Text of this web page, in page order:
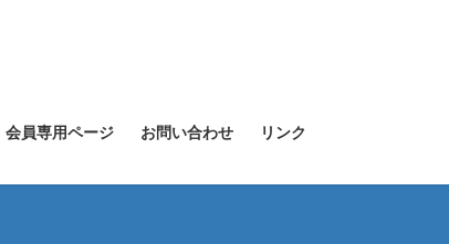
会員専用ページ お問い合わせ リンク